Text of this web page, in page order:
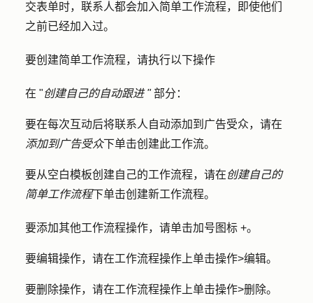
交表单时，联系人都会加入简单工作流程，即使他们
之前已经加入过。
要创建简单工作流程，请执行以下操作
在 "创建自己的自动跟进 "部分：
要在每次互动后将联系人自动添加到广告受众，请在
添加到广告受众下单击创建此工作流。
要从空白模板创建自己的工作流程，请在创建自己的
简单工作流程下单击创建新工作流程。
要添加其他工作流程操作，请单击加号图标 +。
要编辑操作，请在工作流程操作上单击操作>编辑。
要删除操作，请在工作流程操作上单击操作>删除。